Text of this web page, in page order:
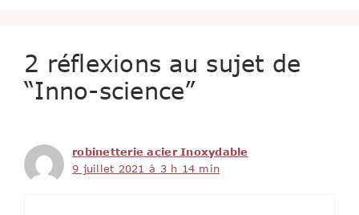
2 réflexions au sujet de
“Inno-science”
robinetterie acier Inoxydable
9 juillet 2021 à 3 h 14 min